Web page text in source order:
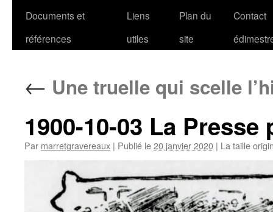
Documents et
références
Liens
utiles
Plan du
site
Contact
← Une truelle qui scelle
1900-10-03 La Presse
Par marretgravereaux | Publié le20 janvier 2020 | La taille